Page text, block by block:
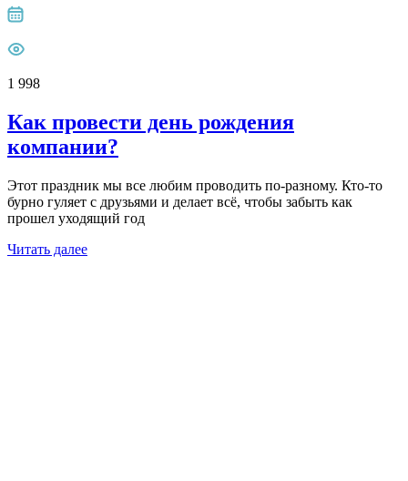
1 998
Как провести день рождения
компании?
Этот праздник мы все любим проводить по-разному. Кто-то
бурно гуляет с друзьями и делает всё, чтобы забыть как
прошел уходящий год
Читать далее